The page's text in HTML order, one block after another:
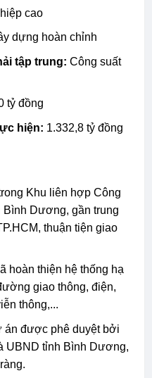
cao
dựng hoàn chỉnh
tập trung: Công suất
tỷ đồng
hiện: 1.332,8 tỷ đồng
Khu liên hợp Công
Dương, gần trung
thuận tiện giao
hoàn thiện hệ thống hạ
giao thông, điện,
thông,...
án được phê duyệt bởi
UBND tỉnh Bình Dương,